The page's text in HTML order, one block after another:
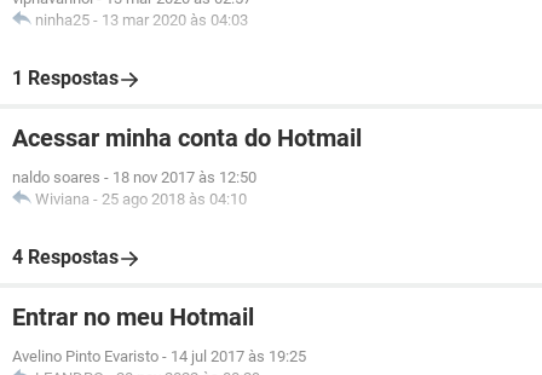
ninha25 - 13 mar 2020 às 04:03
1 Respostas
Acessar minha conta do Hotmail
naldo soares - 18 nov 2017 às 12:50
Wiviana - 25 ago 2018 às 04:10
4 Respostas
Entrar no meu Hotmail
Avelino Pinto Evaristo - 14 jul 2017 às 19:25